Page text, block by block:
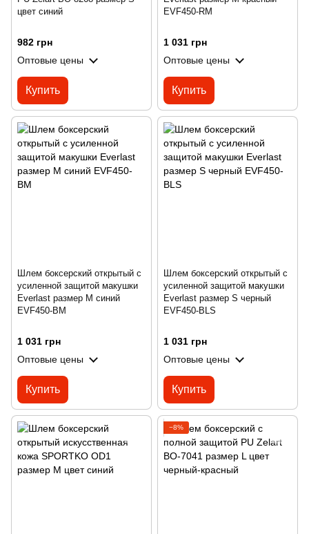
цвет синий
982 грн
Оптовые цены
Купить
EVF450-RM
1 031 грн
Оптовые цены
Купить
Шлем боксерский открытый с
усиленной защитой макушки
Everlast размер M синий
EVF450-BM
1 031 грн
Оптовые цены
Купить
Шлем боксерский открытый с
усиленной защитой макушки
Everlast размер S черный
EVF450-BLS
1 031 грн
Оптовые цены
Купить
−8%